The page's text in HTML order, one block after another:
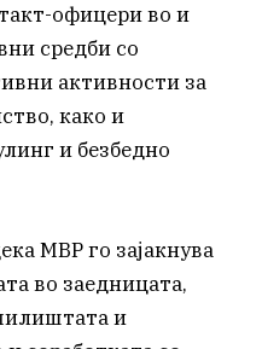
офицери во и
средби со
активности за
како и
и безбедно
МВР го зајакнува
во заедницата,
и